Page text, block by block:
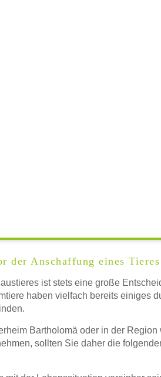
Keine Datei ausgewählt
—
der Anschaffung eines Tieres
ist stets eine große
haben vielfach bereits einiges
Bartholomä oder in der
sollten Sie daher die